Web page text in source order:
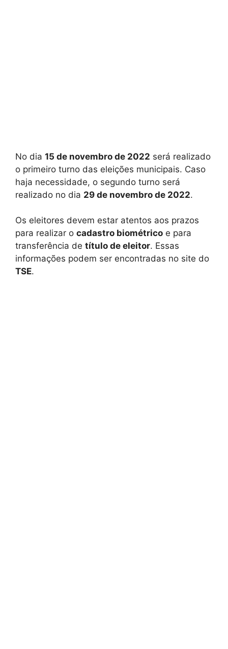
No dia 15 de novembro de 2022 será realizado
o primeiro turno das eleições municipais. Caso
haja necessidade, o segundo turno será
realizado no dia 29 de novembro de 2022.
Os eleitores devem estar atentos aos prazos
para realizar o cadastro biométrico e para
transferência de título de eleitor. Essas
informações podem ser encontradas no site do
TSE.